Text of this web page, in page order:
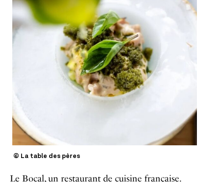
© La table des pères
Le Bocal, un restaurant de cuisine française.